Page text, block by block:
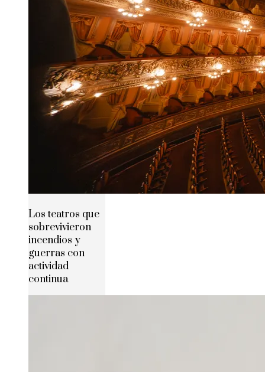
Los teatros que
sobrevivieron
incendios y
guerras con
actividad
continua